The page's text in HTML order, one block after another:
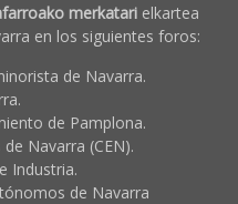
merkatarielkartea
en los siguientes foros:
de Navarra.
de Pamplona.
Navarra (CEN).
Industria.
de Navarra